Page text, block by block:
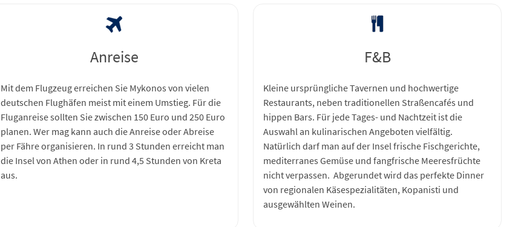
Anreise
Mit dem Flugzeug erreichen Sie Mykonos von vielen
deutschen Flughäfen meist mit einem Umstieg. Für die
Fluganreise sollten Sie zwischen 150 Euro und 250 Euro
planen. Wer mag kann auch die Anreise oder Abreise
per Fähre organisieren. In rund 3 Stunden erreicht man
die Insel von Athen oder in rund 4,5 Stunden von Kreta
aus.
F&B
Kleine ursprüngliche Tavernen und hochwertige
Restaurants, neben traditionellen Straßencafés und
hippen Bars. Für jede Tages- und Nachtzeit ist die
Auswahl an kulinarischen Angeboten vielfältig.
Natürlich darf man auf der Insel frische Fischgerichte,
mediterranes Gemüse und fangfrische Meeresfrüchte
nicht verpassen. Abgerundet wird das perfekte Dinner
von regionalen Käsespezialitäten, Kopanisti und
ausgewählten Weinen.